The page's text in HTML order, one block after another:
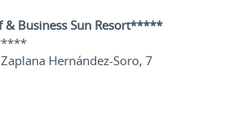
& Business Sun Resort*****
Hernández-Soro, 7